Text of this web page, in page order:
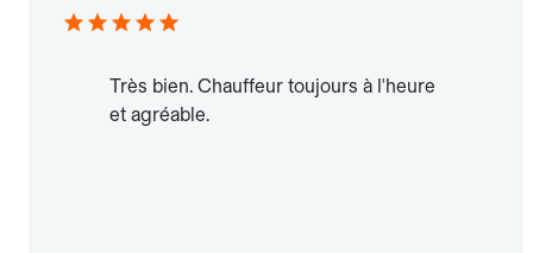
Très bien. Chauffeur toujours à l'heure
et agréable.